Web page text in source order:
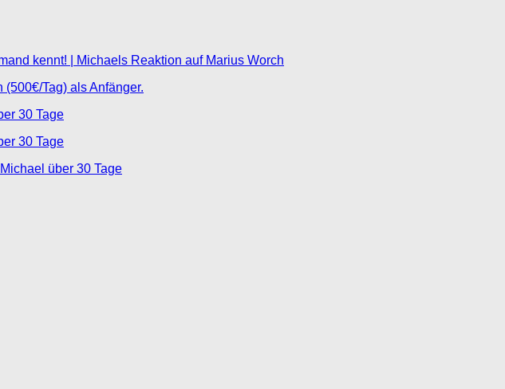
kennt! | Michaels Reaktion auf Marius Worch
Tag) als Anfänger.
30 Tage
30 Tage
über 30 Tage